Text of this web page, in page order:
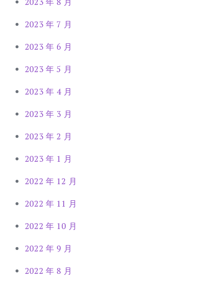
2023 年 7 月
2023 年 6 月
2023 年 5 月
2023 年 4 月
2023 年 3 月
2023 年 2 月
2023 年 1 月
2022 年 12 月
2022 年 11 月
2022 年 10 月
2022 年 9 月
2022 年 8 月